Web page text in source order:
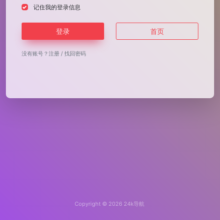
记住我的登录信息
登录 首页
没有账号？ 注册 / 找回密码
Copyright © 2026 24k导航